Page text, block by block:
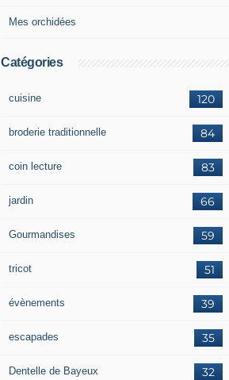
Mes orchidées
Catégories
120
cuisine
84
broderie traditionnelle
83
coin lecture
66
jardin
59
Gourmandises
51
tricot
39
évènements
35
escapades
32
Dentelle de Bayeux